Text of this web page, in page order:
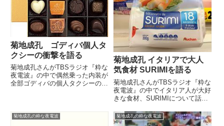
ト。ジャズ・ミュージシャンの菊
菊地成孔 ゴディバ個人タ
クシーの衝撃を語る
菊地成孔さんがTBSラジオ『粋な
夜電波』の中で偶然乗った内装が
全部ゴディバの個人タクシーの衝
（初乗り）410円時代が来てから
菊地成孔 イタリアで大人
気食材 SURIMIを語る
菊地成孔さんがTBSラジオ『粋な
夜電波』の中でイタリア人が大好
きな食材、SURIMIについて話し
店しましたクラブナルでもご紹介
しました、イタリアの非常に変わ
菊地成孔の粋な夜電波 菊地成孔の粋な夜電波